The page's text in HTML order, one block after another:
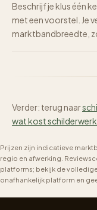
Beschrijf je klus één
met een voorstel. Je
marktbandbreedte,
Verder: terug naar
wat kost schilderwerk
Prijzen zijn indicatieve
regio en afwerking.
platforms; bekijk de
onafhankelijk platform en